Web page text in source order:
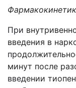
При
введения в
минут после
введении